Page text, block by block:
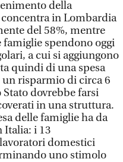
della
in Lombardia
del 58%, mentre
famiglie spendono oggi
a cui si aggiungono
quindi di una spesa
un risparmio di circa 6
dovrebbe farsi
in una struttura.
delle famiglie ha da
Italia: i 13
domestici
uno stimolo